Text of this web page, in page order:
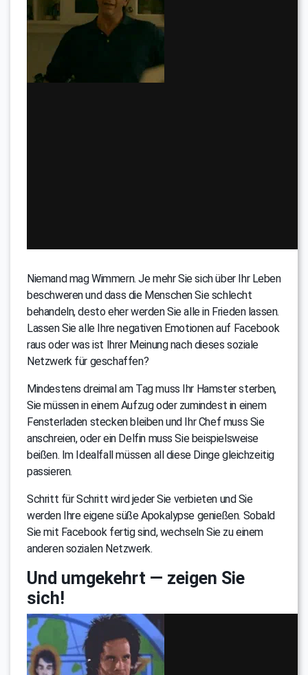
Niemand mag Wimmern. Je mehr Sie sich über Ihr Leben
beschweren und dass die Menschen Sie schlecht
behandeln, desto eher werden Sie alle in Frieden lassen.
Lassen Sie alle Ihre negativen Emotionen auf Facebook
raus oder was ist Ihrer Meinung nach dieses soziale
Netzwerk für geschaffen?
Mindestens dreimal am Tag muss Ihr Hamster sterben,
Sie müssen in einem Aufzug oder zumindest in einem
Fensterladen stecken bleiben und Ihr Chef muss Sie
anschreien, oder ein Delfin muss Sie beispielsweise
beißen. Im Idealfall müssen all diese Dinge gleichzeitig
passieren.
Schritt für Schritt wird jeder Sie verbieten und Sie
werden Ihre eigene süße Apokalypse genießen. Sobald
Sie mit Facebook fertig sind, wechseln Sie zu einem
anderen sozialen Netzwerk.
Und umgekehrt — zeigen Sie
sich!